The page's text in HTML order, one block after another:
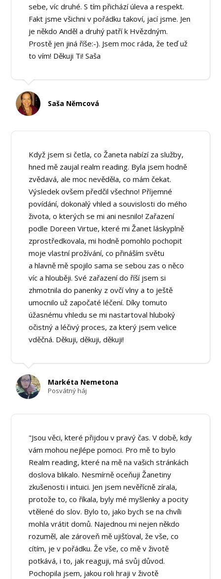
sebe, víc druhé. S tím přichází úleva a respekt.
Fakt jsme všichni v pořádku takoví, jací jsme. Jen
je někdo Anděl a druhý patří k Hvězdným.
Prostě jen jiná říše:-). Jsem moc ráda, že teď už
to vím! Děkuji Ti! Saša
Saša Němcová
Když jsem si četla, co Žaneta nabízí za služby,
hned mě zaujal realm reading. Byla jsem hodně
zvědavá, ale moc nevěděla, co mám čekat.
Výsledek ovšem předčil všechno! Příjemné
povídání, dokonalý vhled a souvislosti do mého
života, o kterých se mi ani nesnilo! Zařazení
podle Doreen Virtue, které mi Žanet láskyplně
zprostředkovala, mi hodně pomohlo pochopit
moje vlastní prožívání, co přináším světu
a hlavně mě spojilo sama se sebou zas o něco
víc a hlouběji. Své zařazení do říší jsem si
zhmotnila do panenky z ovčí vlny a to ještě
umocnilo už započaté léčení. Díky tomuto
úžasnému vhledu se mi nastartoval hluboký
očistný a léčivý proces, za který jsem velice
vděčná. Děkuji, děkuji, děkuji!
Markéta Nemetona
Posvátný háj
"Jsou věci, které přijdou v pravý čas. V době, kdy
vám mohou nejlépe pomoci. Pro mě to bylo
Realm reading, které na mě na vašich stránkách
doslova blikalo. Nesmírně oceňuji Žanetiny
zkušenosti i intuici. Jen jsem nevěřícně zírala,
protože to, co říkala, byly mé myšlenky a pocity
vtělené do slov. Bylo to, jako bych se na chvíli
mohla vrátit domů. Najednou mi nejen někdo
rozuměl, ale zároveň mě ujišťoval, že vše, co
cítím, je v pořádku. Že vše, co mě v životě
potkává, i to, jak reaguji, má svůj důvod.
Pochopila jsem, jakou roli hraji v životě